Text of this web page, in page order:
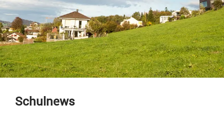
Schulnews